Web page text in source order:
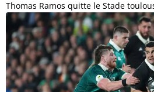
Thomas Ramos quitte le Stade